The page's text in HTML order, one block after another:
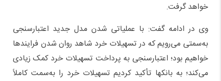
خواهد گرفت.
وی در ادامه گفت: با عملیاتی شدن مدل جدید اعتبارسنجی
به‌سمتی می‌رویم که در تسهیلات خرد شاهد روان شدن فرایندها
خواهیم بود؛ اعتبارسنجی به پرداخت تسهیلات خرد کمک زیادی
می‌کند؛ به بانکها تأکید کردیم تسهیلات خرد را به‌سمت کاملاً